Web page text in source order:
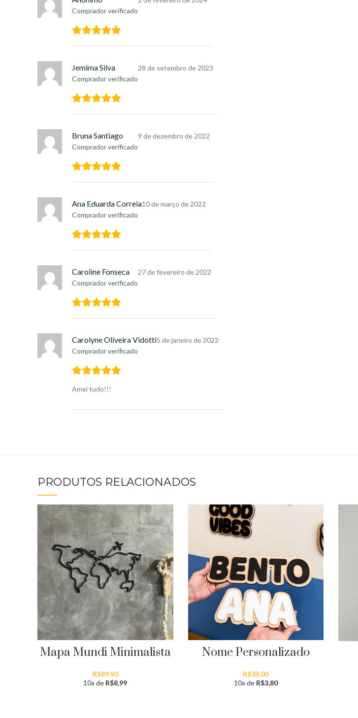
Comprador verificado
Jemima Silva
Comprador verificado
28 de setembro de 2023
Bruna Santiago
Comprador verificado
9 de dezembro de 2022
Ana Eduarda Correia
Comprador verificado
10 de março de 2022
Caroline Fonseca
Comprador verificado
27 de fevereiro de 2022
Carolyne Oliveira Vidotti
Comprador verificado
5 de janeiro de 2022
Amei tudo!!!
PRODUTOS RELACIONADOS
Mapa Mundi Minimalista
R$89,90
10x de R$8,99
Nome Personalizado
R$38,00
10x de R$3,80